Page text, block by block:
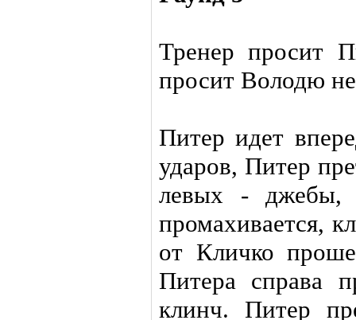
Тренер просит
просит Володю
Питер идет
ударов, Питер
левых - джебы,
промахивается,
от Кличко
Питера справа
клинч. Питер